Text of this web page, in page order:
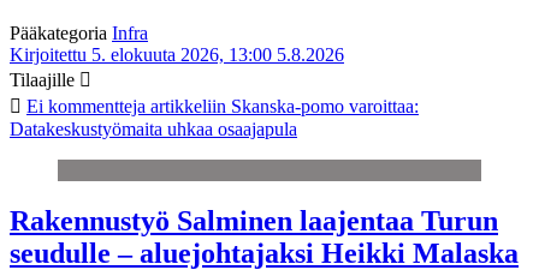
Pääkategoria Infra
Kirjoitettu 5. elokuuta 2026, 13:00 5.8.2026
Tilaajille
Ei kommentteja artikkeliin Skanska-pomo varoittaa:
Datakeskustyömaita uhkaa osaajapula
Rakennustyö Salminen laajentaa Turun
seudulle – aluejohtajaksi Heikki Malaska